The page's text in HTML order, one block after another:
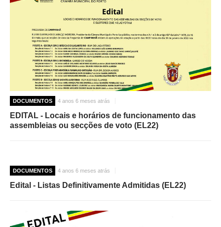
DOCUMENTOS 4 anos 6 meses atrás
EDITAL - Locais e horários de funcionamento das
assembleias ou secções de voto (EL22)
DOCUMENTOS 4 anos 6 meses atrás
Edital - Listas Definitivamente Admitidas (EL22)